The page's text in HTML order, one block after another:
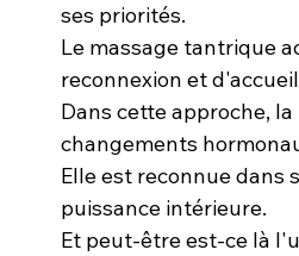
ses priorités.
Le massage tantrique
reconnexion et
Dans cette approche,
changements
Elle est reconnue dans
puissance intérieure.
Et peut-être est-ce là